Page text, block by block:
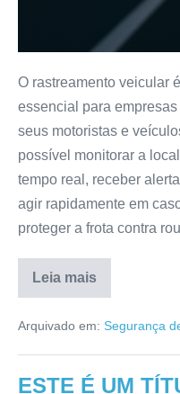
O rastreamento veicular
essencial para
seus motoristas e
possível monitorar a
tempo real, receber
agir rapidamente em
proteger a frota contra
Leia mais
Arquivado em: Segurança
ESTE É UM